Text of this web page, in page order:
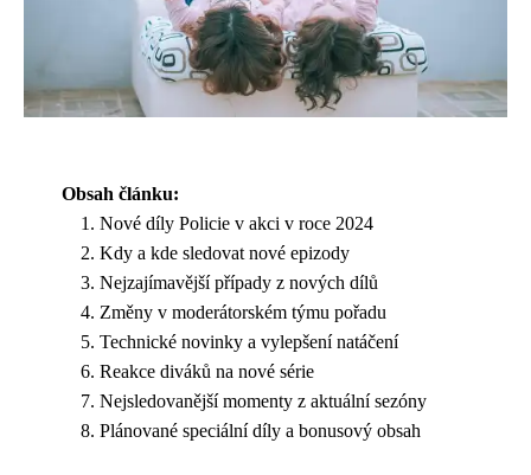
Obsah článku:
Nové díly Policie v akci v roce 2024
Kdy a kde sledovat nové epizody
Nejzajímavější případy z nových dílů
Změny v moderátorském týmu pořadu
Technické novinky a vylepšení natáčení
Reakce diváků na nové série
Nejsledovanější momenty z aktuální sezóny
Plánované speciální díly a bonusový obsah